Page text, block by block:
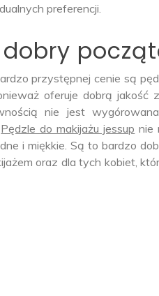
preferencji.
przystępnej cenie są
oferuje dobrą
nie jest
Pędzle do makijażu jessup nie
i miękkie. Są to bardzo
oraz dla tych kobiet,